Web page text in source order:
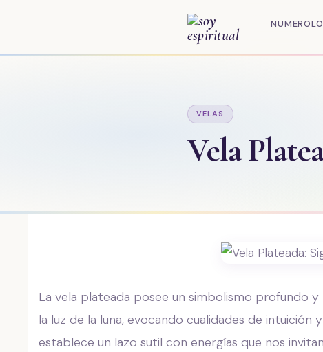
VELAS
Vela
La vela plateada posee un simbolismo profundo
la luz de la luna, evocando cualidades de
establece un lazo sutil con energías que nos